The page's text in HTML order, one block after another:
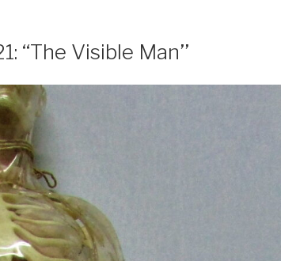
Visible Man’’